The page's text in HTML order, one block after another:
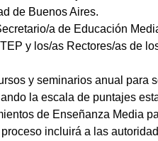
de Buenos Aires.
a de Educación
y los/as Rectores/as de
y seminarios anual para
la escala de puntajes
de Enseñanza Media
incluirá a las